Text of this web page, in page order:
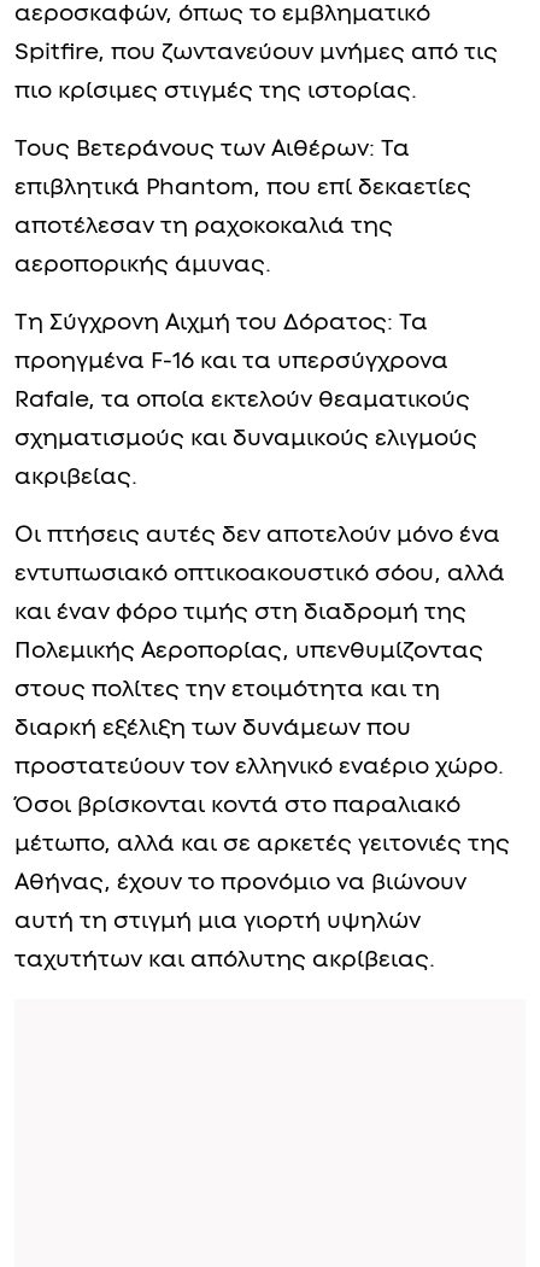
αεροσκαφών, όπως το εμβληματικό
Spitfire, που ζωντανεύουν μνήμες από τις
πιο κρίσιμες στιγμές της ιστορίας.
Τους Βετεράνους των Αιθέρων: Τα
επιβλητικά Phantom, που επί δεκαετίες
αποτέλεσαν τη ραχοκοκαλιά της
αεροπορικής άμυνας.
Τη Σύγχρονη Αιχμή του Δόρατος: Τα
προηγμένα F-16 και τα υπερσύγχρονα
Rafale, τα οποία εκτελούν θεαματικούς
σχηματισμούς και δυναμικούς ελιγμούς
ακριβείας.
Οι πτήσεις αυτές δεν αποτελούν μόνο ένα
εντυπωσιακό οπτικοακουστικό σόου, αλλά
και έναν φόρο τιμής στη διαδρομή της
Πολεμικής Αεροπορίας, υπενθυμίζοντας
στους πολίτες την ετοιμότητα και τη
διαρκή εξέλιξη των δυνάμεων που
προστατεύουν τον ελληνικό εναέριο χώρο.
Όσοι βρίσκονται κοντά στο παραλιακό
μέτωπο, αλλά και σε αρκετές γειτονιές της
Αθήνας, έχουν το προνόμιο να βιώνουν
αυτή τη στιγμή μια γιορτή υψηλών
ταχυτήτων και απόλυτης ακρίβειας.